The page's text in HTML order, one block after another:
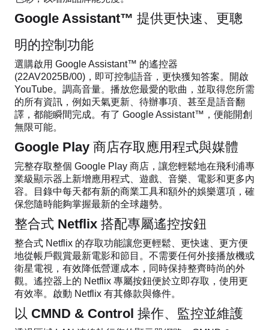
Google Assistant™ 提供更快速、更聰
明的控制功能
選購啟用 Google Assistant™ 的遙控器
(22AV2025B/00)，即可控制語音，更快獲知答案。開啟
YouTube。調高音量。播放您最愛的歌曲，並取得您所需
的所有資訊，例如天氣更新、待辦事項、甚至是語音翻
譯，都能瞬間完成。有了 Google Assistant™，便能開創
無限可能。
Google Play 商店存取應用程式與媒體
完整存取整個 Google Play 商店，讓您輕鬆地在飛利浦專
業級顯示器上新增應用程式、遊戲、音樂、電影和更多內
容。目錄中每天都有新的商業工具和額外的娛樂選項，確
保您隨時能夠掌握最新的全球趨勢。
整合式 Netflix 搭配專屬遙控按鈕
整合式 Netflix 的存取功能讓您更輕鬆、更快速、更方便
地從帳戶觀賞最新電影和節目。不需要任何外接播放機或
衛星電視，有效降低營運成本，同時保持整齊時尚的外
觀。遙控器上的 Netflix 專屬按鈕便於立即存取，使用更
有效率。啟動 Netflix 有其條款與條件。
以 CMND & Control 操作、監控並維護